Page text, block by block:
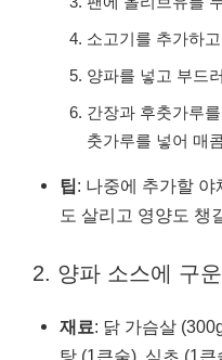
소고기를 추가하
양파를 넣고 부드
간장과 후춧가루
춧가루를 넣어 매
팁: 나중에 추가할
도 살리고 영양도 챙
2. 양파 소스에 구운
재료: 닭 가슴살